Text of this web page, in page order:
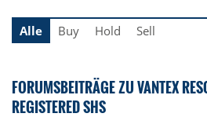
Alle
Buy Hold Sell
FORUMSBEITRÄGE ZU VANTEX
REGISTERED SHS